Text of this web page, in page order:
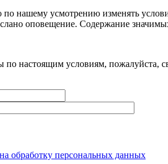
по нашему усмотрению изменять
оповещение. Содержание
по настоящим условиям, пожалуйста,
обработку персональных данных